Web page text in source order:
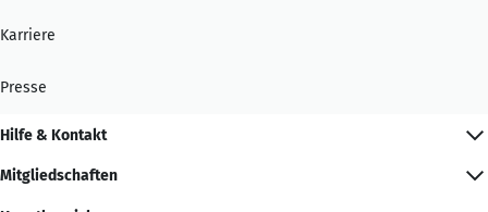
Karriere
Presse
Hilfe & Kontakt
Mitgliedschaften